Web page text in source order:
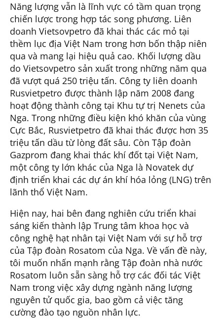
Năng lượng vẫn là lĩnh vực có tầm quan trọng
chiến lược trong hợp tác song phương. Liên
doanh Vietsovpetro đã khai thác các mỏ tại
thềm lục địa Việt Nam trong hơn bốn thập niên
qua và mang lại hiệu quả cao. Khối lượng dầu
do Vietsovpetro sản xuất trong những năm qua
đã vượt quá 250 triệu tấn. Công ty liên doanh
Rusvietpetro được thành lập năm 2008 đang
hoạt động thành công tại Khu tự trị Nenets của
Nga. Trong những điều kiện khó khăn của vùng
Cực Bắc, Rusvietpetro đã khai thác được hơn 35
triệu tấn dầu từ lòng đất sâu. Còn Tập đoàn
Gazprom đang khai thác khí đốt tại Việt Nam,
một công ty lớn khác của Nga là Novatek dự
định triển khai các dự án khí hóa lỏng (LNG) trên
lãnh thổ Việt Nam.
Hiện nay, hai bên đang nghiên cứu triển khai
sáng kiến thành lập Trung tâm khoa học và
công nghệ hạt nhân tại Việt Nam với sự hỗ trợ
của Tập đoàn Rosatom của Nga. Về vấn đề này,
tôi muốn nhấn mạnh rằng Tập đoàn nhà nước
Rosatom luôn sẵn sàng hỗ trợ các đối tác Việt
Nam trong việc xây dựng ngành năng lượng
nguyên tử quốc gia, bao gồm cả việc tăng
cường đào tạo nguồn nhân lực.